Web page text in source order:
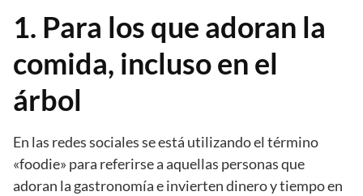
1. Para los que adoran la
comida, incluso en el
árbol
En las redes sociales se está utilizando el término
«foodie» para referirse a aquellas personas que
adoran la gastronomía e invierten dinero y tiempo en